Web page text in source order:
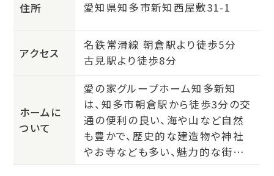
住所 愛知県知多市新知西屋敷31-1
アクセス
名鉄常滑線 朝倉駅より徒歩5分
古見駅より徒歩8分
ホームに
ついて
愛の家グループホーム知多新知
は、知多市朝倉駅から徒歩3分の交
通の便利の良い、海や山など自然
も豊かで、歴史的な建造物や神社
やお寺なども多い、魅力的な街の
中にあります。